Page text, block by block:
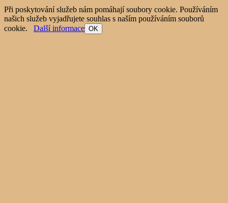
Při poskytování služeb nám pomáhají soubory cookie. Používáním
našich služeb vyjadřujete souhlas s naším používáním souborů
cookie. Další informace